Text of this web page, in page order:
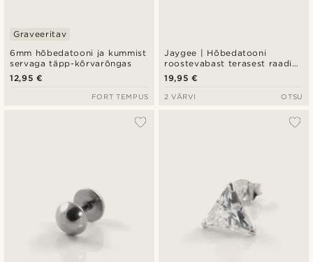
6mm hõbedatooni ja kummist
servaga täpp-kõrvarõngas
Graveeritav
12,95 €
FORT TEMPUS
Jaygee | Hõbedatooni
roostevabast terasest raadio
neet-kõrvarõngas
19,95 €
2 VÄRVI OTSU